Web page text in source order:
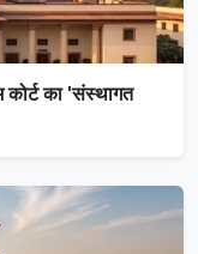
का 'संस्थागत